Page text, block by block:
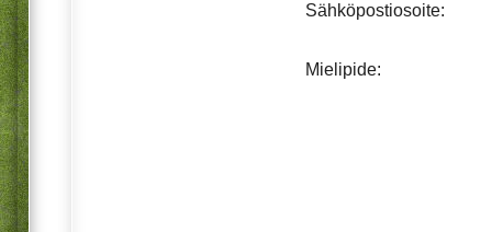
Sähköpostiosoite:
Mielipide: